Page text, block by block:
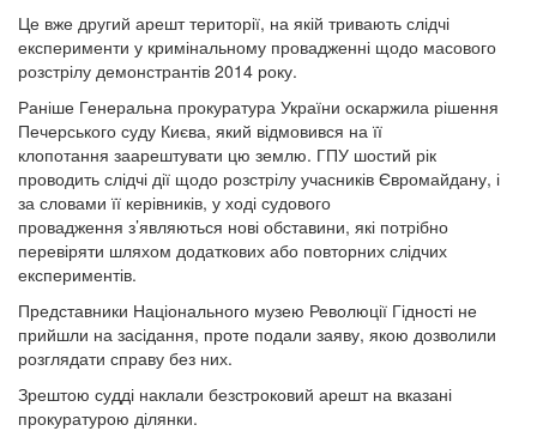
Це вже другий арешт території, на якій тривають слідчі
експерименти у кримінальному провадженні щодо масового
розстрілу демонстрантів 2014 року.
Раніше Генеральна прокуратура України оскаржила рішення
Печерського суду Києва, який відмовився на її
клопотання заарештувати цю землю. ГПУ шостий рік
проводить слідчі дії щодо розстрілу учасників Євромайдану, і
за словами її керівників, у ході судового
провадження з’являються нові обставини, які потрібно
перевіряти шляхом додаткових або повторних слідчих
експериментів.
Представники Національного музею Революції Гідності не
прийшли на засідання, проте подали заяву, якою дозволили
розглядати справу без них.
Зрештою судді наклали безстроковий арешт на вказані
прокуратурою ділянки.